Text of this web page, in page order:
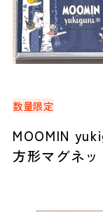
数量限定
MOOMIN
方形マグネッ